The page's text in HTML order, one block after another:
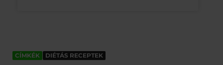
CÍMKÉK DIÉTÁS RECEPTEK